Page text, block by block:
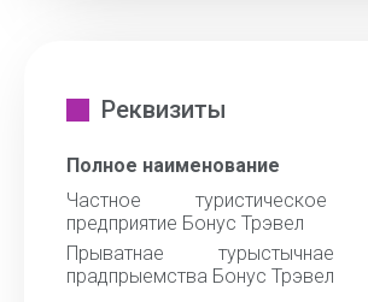
Реквизиты
Полное наименование
Частное туристическое
предприятие Бонус Трэвел
Прыватнае турыстычнае
прадпрыемства Бонус Трэвел